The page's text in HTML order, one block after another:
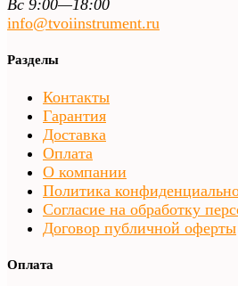
Вс 9:00—18:00
info@tvoiinstrument.ru
Разделы
Контакты
Гарантия
Доставка
Оплата
О компании
Политика
Согласие на обработку
Договор публичной оферты
Оплата